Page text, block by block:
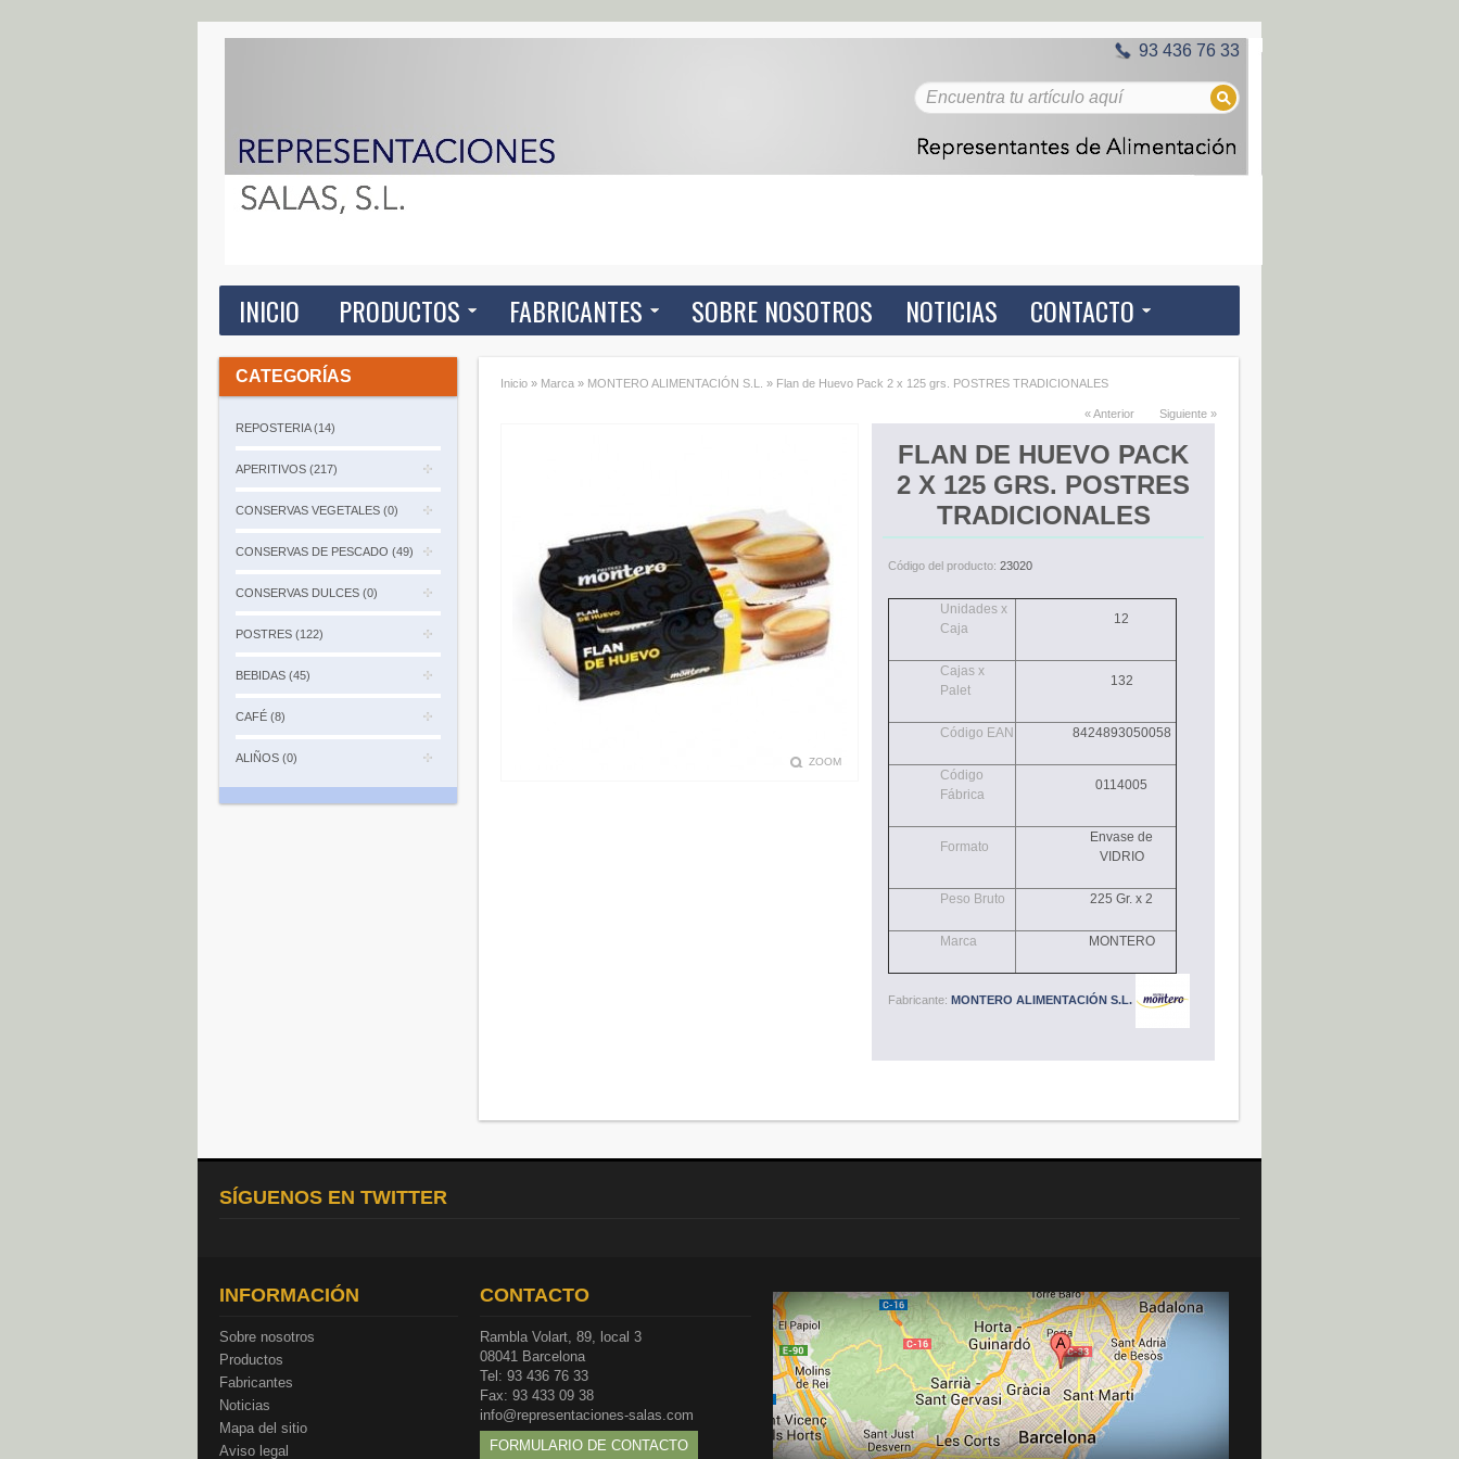
93 436 76 33
INICIO PRODUCTOS FABRICANTES SOBRE NOSOTROS NOTICIAS CONTACTO
CATEGORÍAS
REPOSTERIA (14)
APERITIVOS (217)
CONSERVAS VEGETALES (0)
CONSERVAS DE PESCADO (49)
CONSERVAS DULCES (0)
POSTRES (122)
BEBIDAS (45)
CAFÉ (8)
ALIÑOS (0)
Inicio » Marca » MONTERO ALIMENTACIÓN S.L. » Flan de Huevo Pack 2 x 125 grs. POSTRES TRADICIONALES
« Anterior Siguiente »
ZOOM
FLAN DE HUEVO PACK
2 X 125 GRS. POSTRES
TRADICIONALES
Código del producto: 23020
Unidades x
Caja
12
Cajas x
Palet
132
Código EAN 8424893050058
Código
Fábrica
0114005
Formato
Envase de
VIDRIO
Peso Bruto 225 Gr. x 2
Marca MONTERO
Fabricante: MONTERO ALIMENTACIÓN S.L.
SÍGUENOS EN TWITTER
INFORMACIÓN
Sobre nosotros
Productos
Fabricantes
Noticias
Mapa del sitio
Aviso legal
CONTACTO
Rambla Volart, 89, local 3
08041 Barcelona
Tel: 93 436 76 33
Fax: 93 433 09 38
info@representaciones-salas.com
FORMULARIO DE CONTACTO